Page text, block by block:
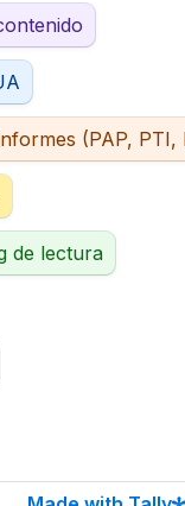
(PAP, PTI,
de lectura